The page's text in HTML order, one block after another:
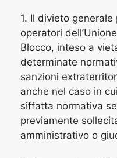
1. Il divieto
operatori
Blocco, inteso a
determinate
sanzioni
anche nel caso in
siffatta normativa
previamente
amministrativo o